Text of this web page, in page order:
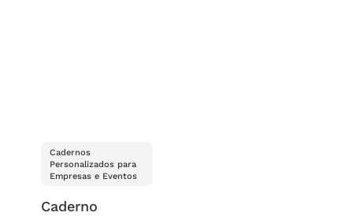
Cadernos
Personalizados para
Empresas e Eventos
Caderno